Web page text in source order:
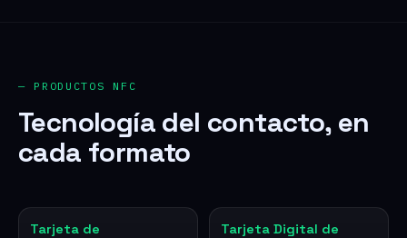
— PRODUCTOS NFC
Tecnología del contacto, en
cada formato
Tarjeta de
Tarjeta Digital de